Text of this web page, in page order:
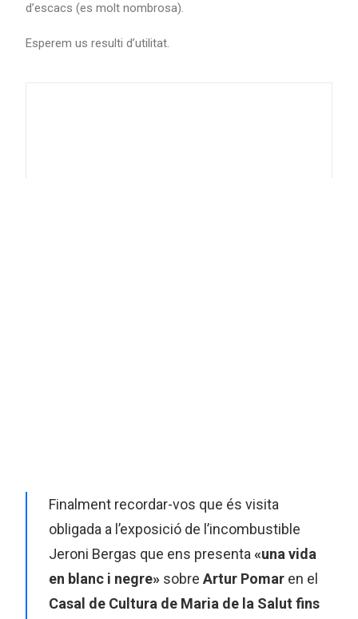
d’escacs (es molt nombrosa).
Esperem us resulti d’utilitat.
Finalment recordar-vos que és visita
obligada a l’exposició de l’incombustible
Jeroni Bergas que ens presenta «una vida
en blanc i negre» sobre Artur Pomar en el
Casal de Cultura de Maria de la Salut fins